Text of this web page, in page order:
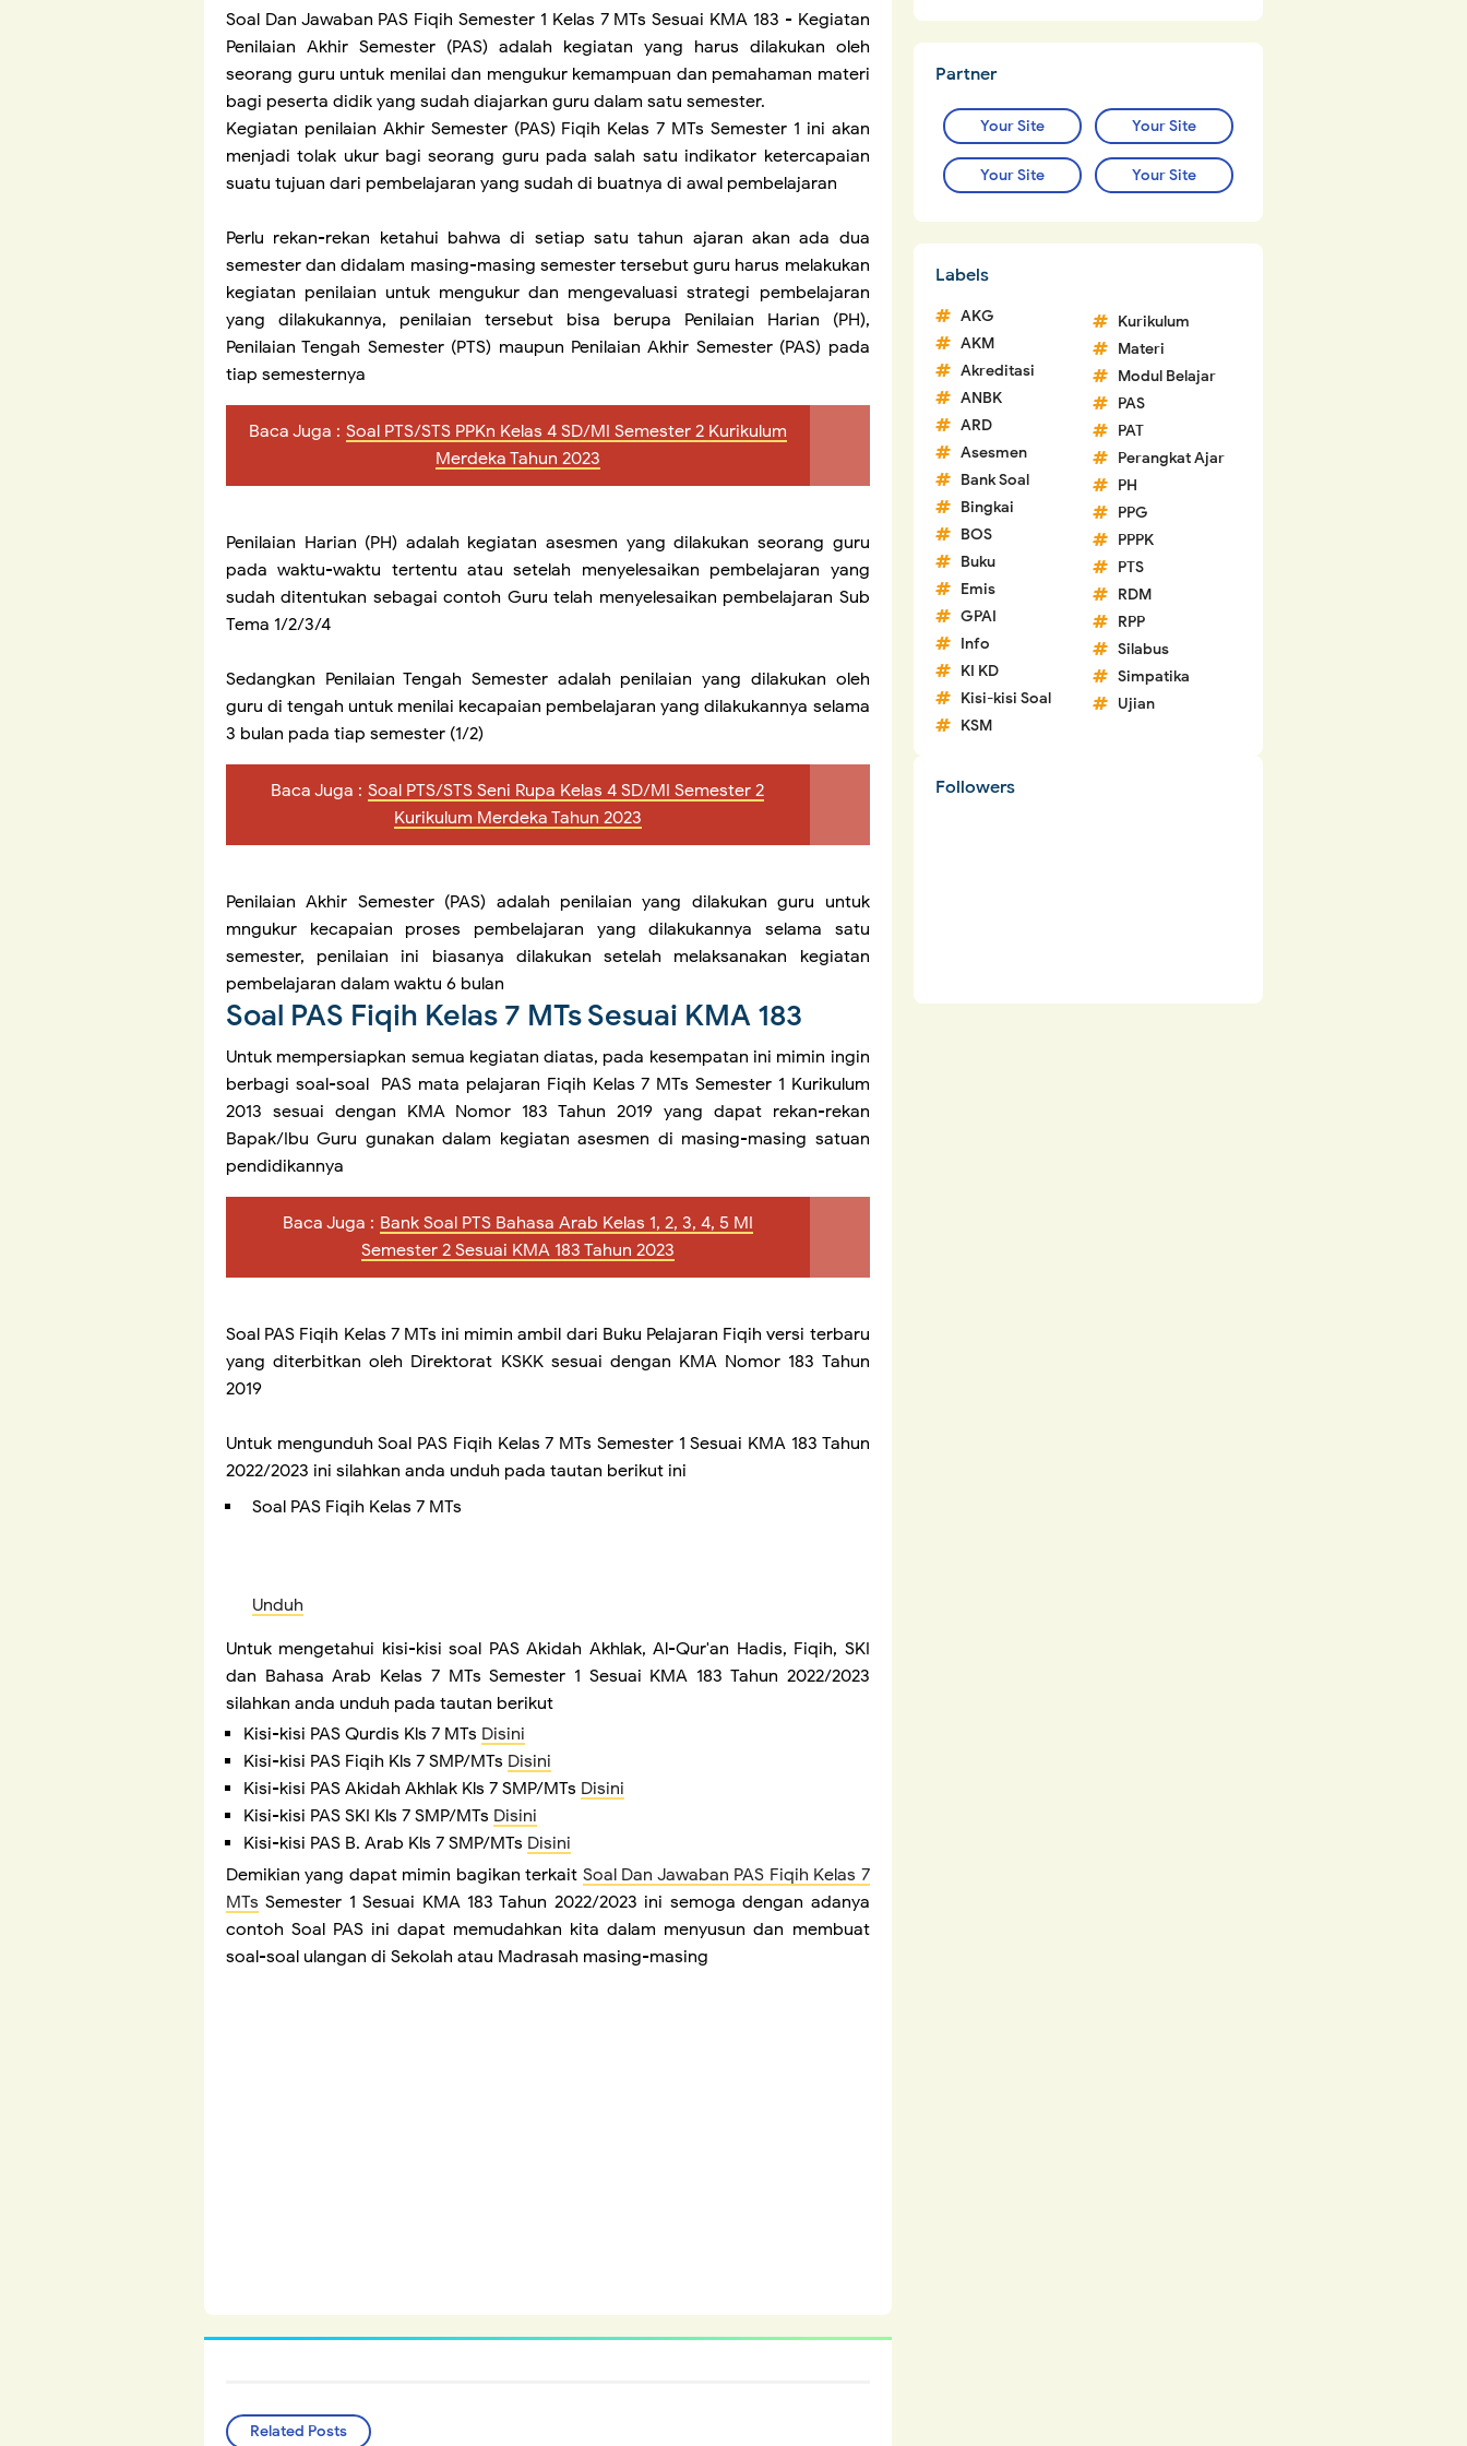
Soal Dan Jawaban PAS Fiqih Semester 1 Kelas 7 MTs Sesuai KMA 183 - Kegiatan
Penilaian Akhir Semester (PAS) adalah kegiatan yang harus dilakukan oleh
seorang guru untuk menilai dan mengukur kemampuan dan pemahaman materi
bagi peserta didik yang sudah diajarkan guru dalam satu semester.
Kegiatan penilaian Akhir Semester (PAS) Fiqih Kelas 7 MTs Semester 1 ini akan
menjadi tolak ukur bagi seorang guru pada salah satu indikator ketercapaian
suatu tujuan dari pembelajaran yang sudah di buatnya di awal pembelajaran
Perlu rekan-rekan ketahui bahwa di setiap satu tahun ajaran akan ada dua
semester dan didalam masing-masing semester tersebut guru harus melakukan
kegiatan penilaian untuk mengukur dan mengevaluasi strategi pembelajaran
yang dilakukannya, penilaian tersebut bisa berupa Penilaian Harian (PH),
Penilaian Tengah Semester (PTS) maupun Penilaian Akhir Semester (PAS) pada
tiap semesternya
Baca Juga : Soal PTS/STS PPKn Kelas 4 SD/MI Semester 2 Kurikulum
Merdeka Tahun 2023
Penilaian Harian (PH) adalah kegiatan asesmen yang dilakukan seorang guru
pada waktu-waktu tertentu atau setelah menyelesaikan pembelajaran yang
sudah ditentukan sebagai contoh Guru telah menyelesaikan pembelajaran Sub
Tema 1/2/3/4
Sedangkan Penilaian Tengah Semester adalah penilaian yang dilakukan oleh
guru di tengah untuk menilai kecapaian pembelajaran yang dilakukannya selama
3 bulan pada tiap semester (1/2)
Baca Juga : Soal PTS/STS Seni Rupa Kelas 4 SD/MI Semester 2
Kurikulum Merdeka Tahun 2023
Penilaian Akhir Semester (PAS) adalah penilaian yang dilakukan guru untuk
mngukur kecapaian proses pembelajaran yang dilakukannya selama satu
semester, penilaian ini biasanya dilakukan setelah melaksanakan kegiatan
pembelajaran dalam waktu 6 bulan
Soal PAS Fiqih Kelas 7 MTs Sesuai KMA 183
Untuk mempersiapkan semua kegiatan diatas, pada kesempatan ini mimin ingin
berbagi soal-soal PAS mata pelajaran Fiqih Kelas 7 MTs Semester 1 Kurikulum
2013 sesuai dengan KMA Nomor 183 Tahun 2019 yang dapat rekan-rekan
Bapak/Ibu Guru gunakan dalam kegiatan asesmen di masing-masing satuan
pendidikannya
Baca Juga : Bank Soal PTS Bahasa Arab Kelas 1, 2, 3, 4, 5 MI
Semester 2 Sesuai KMA 183 Tahun 2023
Soal PAS Fiqih Kelas 7 MTs ini mimin ambil dari Buku Pelajaran Fiqih versi terbaru
yang diterbitkan oleh Direktorat KSKK sesuai dengan KMA Nomor 183 Tahun
2019
Untuk mengunduh Soal PAS Fiqih Kelas 7 MTs Semester 1 Sesuai KMA 183 Tahun
2022/2023 ini silahkan anda unduh pada tautan berikut ini
Soal PAS Fiqih Kelas 7 MTs
Unduh
Untuk mengetahui kisi-kisi soal PAS Akidah Akhlak, Al-Qur'an Hadis, Fiqih, SKI
dan Bahasa Arab Kelas 7 MTs Semester 1 Sesuai KMA 183 Tahun 2022/2023
silahkan anda unduh pada tautan berikut
Kisi-kisi PAS Qurdis Kls 7 MTs Disini
Kisi-kisi PAS Fiqih Kls 7 SMP/MTs Disini
Kisi-kisi PAS Akidah Akhlak Kls 7 SMP/MTs Disini
Kisi-kisi PAS SKI Kls 7 SMP/MTs Disini
Kisi-kisi PAS B. Arab Kls 7 SMP/MTs Disini
Demikian yang dapat mimin bagikan terkait Soal Dan Jawaban PAS Fiqih Kelas 7
MTs Semester 1 Sesuai KMA 183 Tahun 2022/2023 ini semoga dengan adanya
contoh Soal PAS ini dapat memudahkan kita dalam menyusun dan membuat
soal-soal ulangan di Sekolah atau Madrasah masing-masing
Related Posts
Partner
Your Site Your Site
Your Site Your Site
Labels
AKG
AKM
Akreditasi
ANBK
ARD
Asesmen
Bank Soal
Bingkai
BOS
Buku
Emis
GPAI
Info
KI KD
Kisi-kisi Soal
KSM
Kurikulum
Materi
Modul Belajar
PAS
PAT
Perangkat Ajar
PH
PPG
PPPK
PTS
RDM
RPP
Silabus
Simpatika
Ujian
Followers